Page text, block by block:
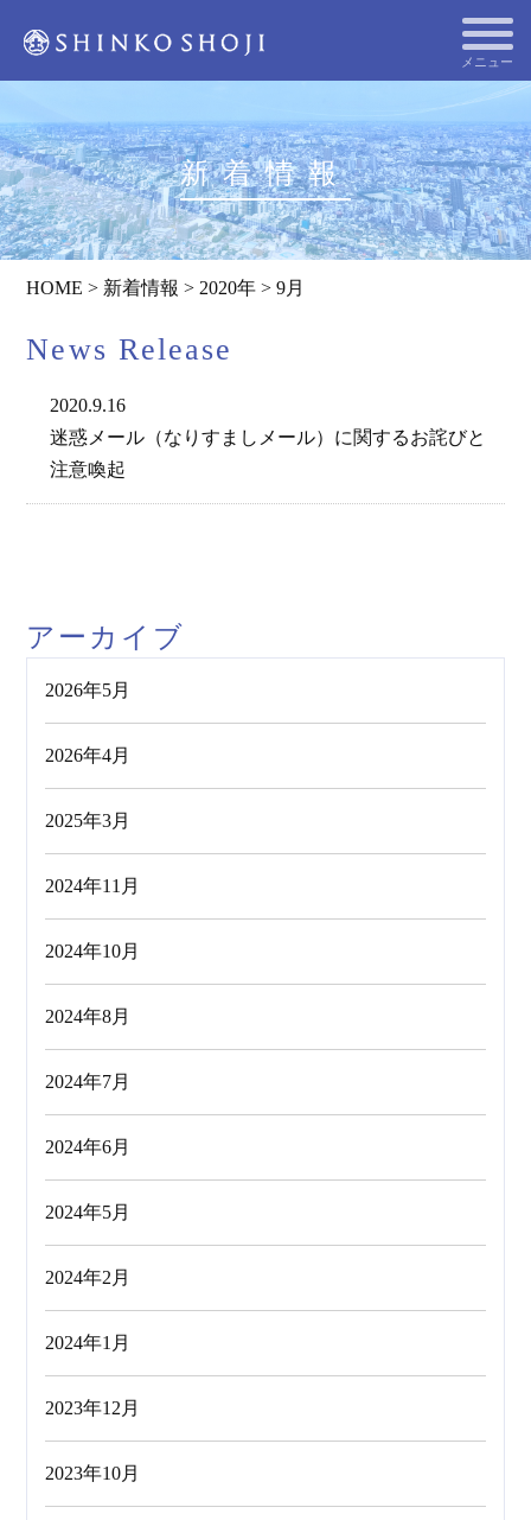
メニュー
新着情報
HOME > 新着情報 > 2020年 >9月
News Release
2020.9.16
迷惑メール（なりすましメール）に関するお詫びと
注意喚起
アーカイブ
2026年5月
2026年4月
2025年3月
2024年11月
2024年10月
2024年8月
2024年7月
2024年6月
2024年5月
2024年2月
2024年1月
2023年12月
2023年10月